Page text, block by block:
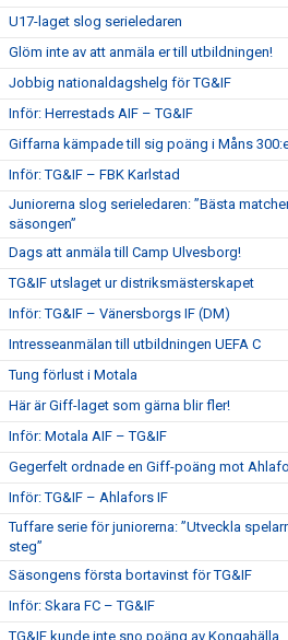
U17-laget slog serieledaren
Glöm inte av att anmäla er till utbildningen!
Jobbig nationaldagshelg för TG&IF
Inför: Herrestads AIF – TG&IF
Giffarna kämpade till sig poäng i Måns
Inför: TG&IF – FBK Karlstad
Juniorerna slog serieledaren: ”Bästa
säsongen”
Dags att anmäla till Camp Ulvesborg!
TG&IF utslaget ur distriksmästerskapet
Inför: TG&IF – Vänersborgs IF (DM)
Intresseanmälan till utbildningen UEFA C
Tung förlust i Motala
Här är Giff-laget som gärna blir fler!
Inför: Motala AIF – TG&IF
Gegerfelt ordnade en Giff-poäng mot
Inför: TG&IF – Ahlafors IF
Tuffare serie för juniorerna: ”Utveckla
steg”
Säsongens första bortavinst för TG&IF
Inför: Skara FC – TG&IF
TG&IF kunde inte sno poäng av Kongahälla